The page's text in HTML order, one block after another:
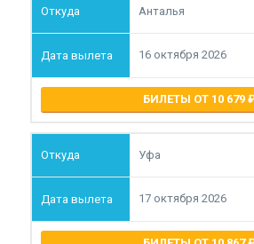
Анталья
16 октября 2026
БИЛЕТЫ ОТ 10 679
Уфа
17 октября 2026